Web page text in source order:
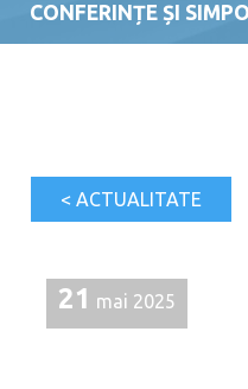
CONFERINȚE ȘI
< ACTUALITATE
21 mai 2025